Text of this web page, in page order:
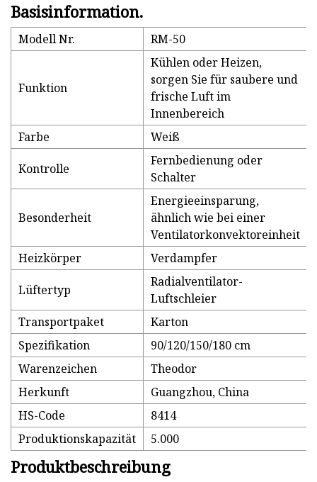
Basisinformation.
Modell Nr. RM-50
Funktion
Kühlen oder Heizen,
sorgen Sie für saubere und
frische Luft im
Innenbereich
Farbe
Weiß
Kontrolle
Fernbedienung oder
Schalter
Besonderheit
Energieeinsparung,
ähnlich wie bei einer
Ventilatorkonvektoreinheit
Heizkörper
Verdampfer
Lüftertyp
Radialventilator-
Luftschleier
Transportpaket
Karton
Spezifikation
90/120/150/180 cm
Warenzeichen
Theodor
Herkunft
Guangzhou, China
HS-Code
8414
Produktionskapazität
5.000
Produktbeschreibung